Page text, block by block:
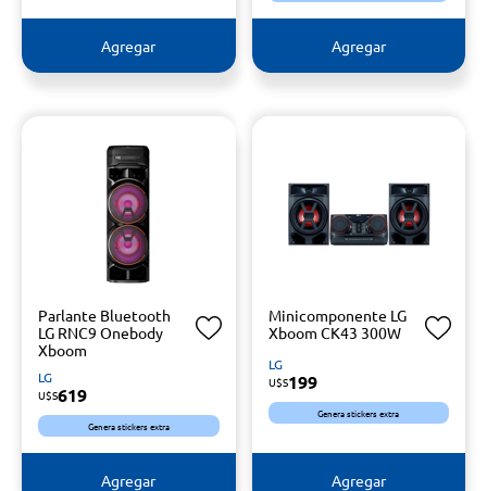
Agregar Agregar
Parlante Bluetooth
LG RNC9 Onebody
Xboom
LG
U$S619
Genera stickers extra
Agregar
Minicomponente LG
Xboom CK43 300W
LG
U$S199
Genera stickers extra
Agregar